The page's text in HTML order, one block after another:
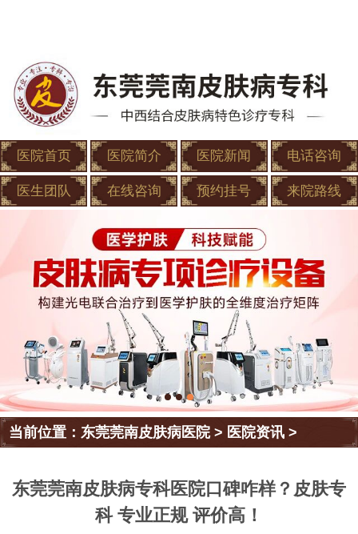
医院首页 医院简介 医院新闻 电话咨询
医生团队 在线咨询 预约挂号 来院路线
当前位置：东莞莞南皮肤病医院> 医院资讯 >
东莞莞南皮肤病专科医院口碑咋样？皮肤专
科 专业正规 评价高！